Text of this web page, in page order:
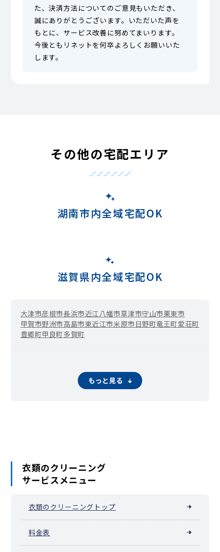
た、決済方法についてのご意見もいただき、
誠にありがとうございます。いただいた声を
もとに、サービス改善に努めてまいります。
今後ともリネットを何卒よろしくお願いいた
します。
その他の宅配エリア
湖南市内全域宅配OK
滋賀県内全域宅配OK
大津市彦根市長浜市近江八幡市草津市守山市栗東市
甲賀市野洲市高島市東近江市米原市 日野町竜王町愛荘町
豊郷町甲良町多賀町
もっと見る
衣類のクリーニング
サービスメニュー
衣類のクリーニングトップ
料金表